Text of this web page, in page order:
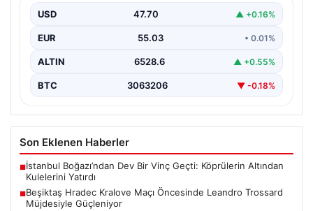
Türk futbolunun köklü kulüplerinden Beşiktaş, UEFA
USD 47.70 ▲ +0.16%
EUR 55.03 • 0.01%
ALTIN 6528.6 ▲ +0.55%
BTC 3063206 ▼ -0.18%
Son Eklenen Haberler
■İstanbul Boğazı’ndan Dev Bir Vinç Geçti: Köprülerin Altından
Kulelerini Yatırdı
■Beşiktaş Hradec Kralove Maçı Öncesinde Leandro Trossard
Müjdesiyle Güçleniyor